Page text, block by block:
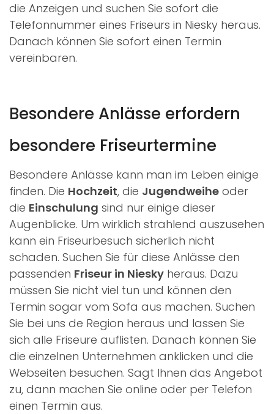
die Anzeigen und suchen Sie sofort die
Telefonnummer eines Friseurs in Niesky heraus.
Danach können Sie sofort einen Termin
vereinbaren.
Besondere Anlässe erfordern
besondere Friseurtermine
Besondere Anlässe kann man im Leben einige
finden. Die Hochzeit, die Jugendweihe oder
die Einschulung sind nur einige dieser
Augenblicke. Um wirklich strahlend auszusehen
kann ein Friseurbesuch sicherlich nicht
schaden. Suchen Sie für diese Anlässe den
passenden Friseur in Niesky heraus. Dazu
müssen Sie nicht viel tun und können den
Termin sogar vom Sofa aus machen. Suchen
Sie bei uns de Region heraus und lassen Sie
sich alle Friseure auflisten. Danach können Sie
die einzelnen Unternehmen anklicken und die
Webseiten besuchen. Sagt Ihnen das Angebot
zu, dann machen Sie online oder per Telefon
einen Termin aus.